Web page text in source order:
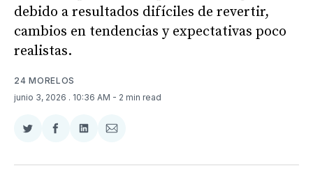
debido a resultados difíciles de revertir,
cambios en tendencias y expectativas poco
realistas.
24 MORELOS
junio 3, 2026 . 10:36 AM - 2 min read
Compartir
Twitter
Compartir
Facebook
Compartir
LinkedIn
Compartir
Email